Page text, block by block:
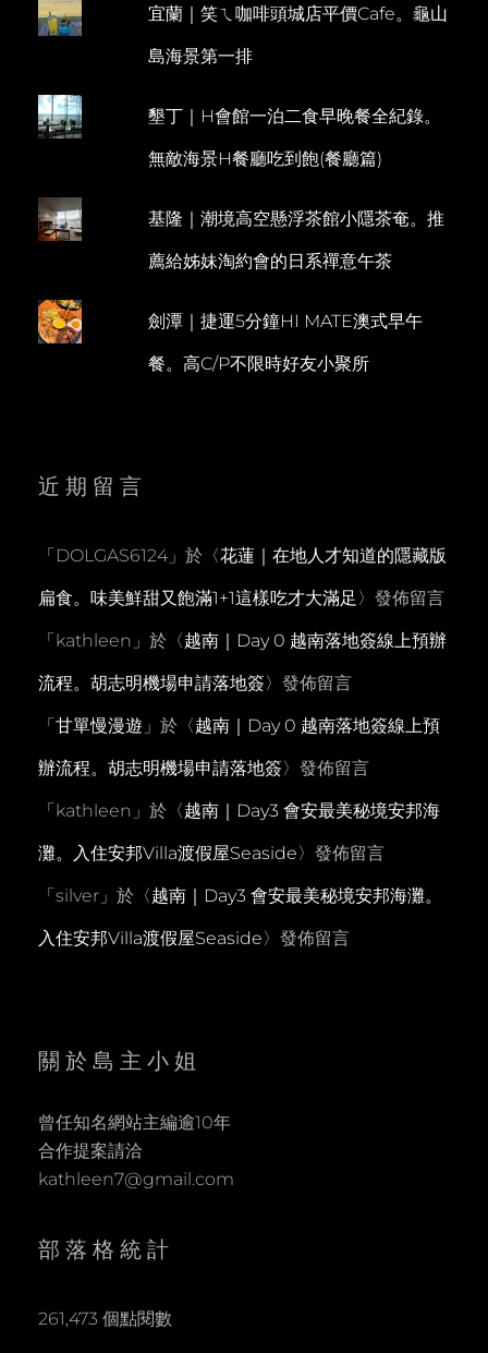
宜蘭｜笑ㄟ咖啡頭城店平價Cafe。龜山
島海景第一排
墾丁｜H會館一泊二食早晚餐全紀錄。
無敵海景H餐廳吃到飽(餐廳篇)
基隆｜潮境高空懸浮茶館小隱茶奄。推
薦給姊妹淘約會的日系禪意午茶
劍潭｜捷運5分鐘HI MATE澳式早午
餐。高C/P不限時好友小聚所
近期留言
「DOLGAS6124」於〈花蓮｜在地人才知道的隱藏版
扁食。味美鮮甜又飽滿1+1這樣吃才大滿足 〉發佈留言
「kathleen 」於〈越南｜Day 0 越南落地簽線上預辦
流程。胡志明機場申請落地簽〉發佈留言
「甘單慢漫遊 」於〈越南｜Day 0 越南落地簽線上預
辦流程。胡志明機場申請落地簽〉發佈留言
「kathleen 」於〈越南｜Day3 會安最美秘境安邦海
灘。入住安邦Villa渡假屋Seaside〉發佈留言
「silver 」於〈越南｜Day3 會安最美秘境安邦海灘。
入住安邦Villa渡假屋Seaside〉發佈留言
關於島主小姐
曾任知名網站主編逾10年
合作提案請洽
kathleen7@gmail.com
部落格統計
261,473 個點閱數